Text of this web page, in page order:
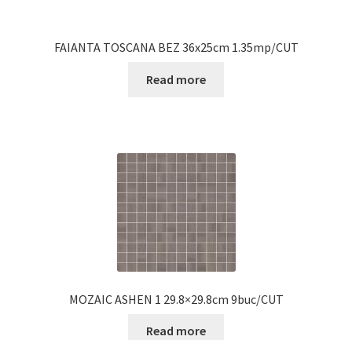
FAIANTA TOSCANA BEZ 36x25cm 1.35mp/CUT
Read more
MOZAIC ASHEN 1 29.8×29.8cm 9buc/CUT
Read more